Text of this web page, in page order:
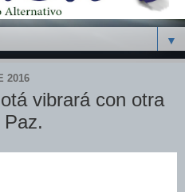
▼
2016
vibrará con otra